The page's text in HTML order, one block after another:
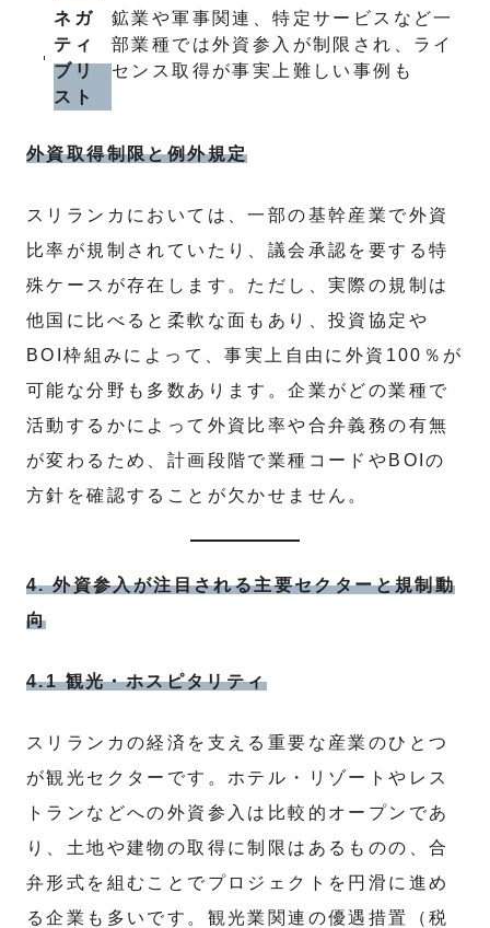
ネガ
ティ
ブリ
スト
鉱業や軍事関連、特定サービスなど一
部業種では外資参入が制限され、ライ
センス取得が事実上難しい事例も
外資取得制限と例外規定
スリランカにおいては、一部の基幹産業で外資
比率が規制されていたり、議会承認を要する特
殊ケースが存在します。ただし、実際の規制は
他国に比べると柔軟な面もあり、投資協定や
BOI枠組みによって、事実上自由に外資100％が
可能な分野も多数あります。企業がどの業種で
活動するかによって外資比率や合弁義務の有無
が変わるため、計画段階で業種コードやBOIの
方針を確認することが欠かせません。
4. 外資参入が注目される主要セクターと規制動
向
4.1 観光・ホスピタリティ
スリランカの経済を支える重要な産業のひとつ
が観光セクターです。ホテル・リゾートやレス
トランなどへの外資参入は比較的オープンであ
り、土地や建物の取得に制限はあるものの、合
弁形式を組むことでプロジェクトを円滑に進め
る企業も多いです。観光業関連の優遇措置（税